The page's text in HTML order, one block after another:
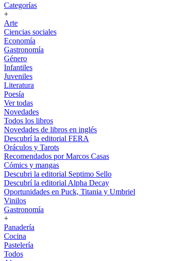
Categorías
+
Arte
Ciencias sociales
Economía
Gastronomía
Género
Infantiles
Juveniles
Literatura
Poesía
Ver todas
Novedades
Todos los libros
Novedades de libros en inglés
Descubrí la editorial FERA
Oráculos y Tarots
Recomendados por Marcos Casas
Cómics y mangas
Descubri la editorial Septimo Sello
Descubrí la editorial Alpha Decay
Oportunidades en Puck, Titania y Umbriel
Vinilos
Gastronomía
+
Panadería
Cocina
Pastelería
Todos